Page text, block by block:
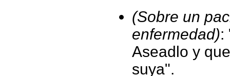
(Sobre un
enfermedad):
Aseadlo y
suya".